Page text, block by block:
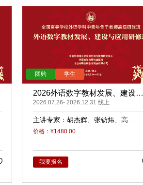
2026外语数字教材发展、建设与
应用（录播）
2026.07.26- 2026.12.31 线上
主讲专家： 胡杰辉 张钫炜
高
原
陈静 陈琛
价格：¥1480.00
我要报名